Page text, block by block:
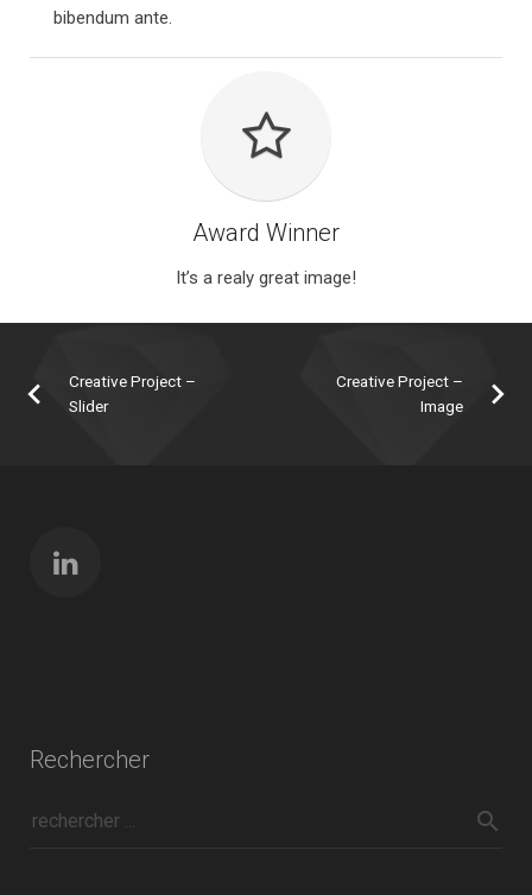
bibendum ante.
Award Winner
It’s a realy great image!
Creative Project –
Slider
Creative Project –
Image
Rechercher